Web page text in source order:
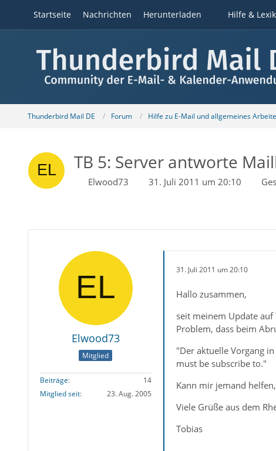
Startseite Nachrichten Herunterladen Hilfe &
Thunderbird Mail DE Forum Hilfe zu E-Mail und allgemeines
TB 5: Server antworte
Elwood73 31. Juli 2011 um 20:10
Elwood73
Mitglied
Beiträge
14
Mitglied seit
23. Aug. 2005
31. Juli 2011 um 20:10
Hallo zusammen,
seit meinem Update auf
Problem, dass beim
"Der aktuelle Vorgang
must be subscribe to."
Kann mir jemand
Viele Grüße aus dem
Tobias